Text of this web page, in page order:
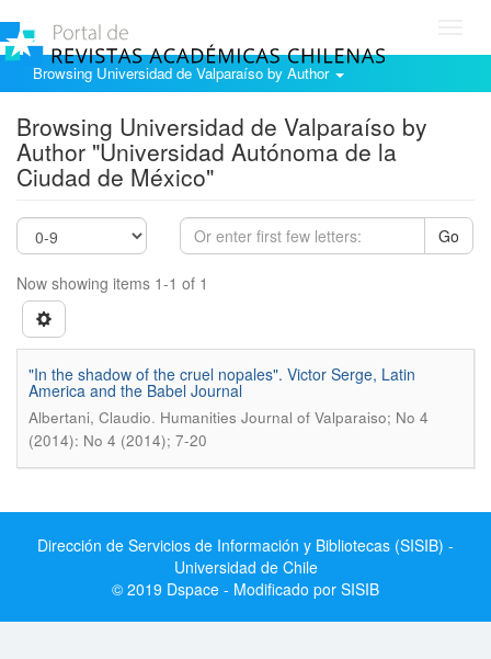
Browsing Universidad de Valparaíso by Author
Browsing Universidad de Valparaíso by
Author "Universidad Autónoma de la
Ciudad de México"
Go
Now showing items 1-1 of 1
"In the shadow of the cruel nopales". Victor Serge, Latin
America and the Babel Journal
Albertani, Claudio. Humanities Journal of Valparaiso; No 4
(2014): No 4 (2014); 7-20
Dirección de Servicios de Información y Bibliotecas (SISIB) -
Universidad de Chile
© 2019 Dspace - Modificado por SISIB